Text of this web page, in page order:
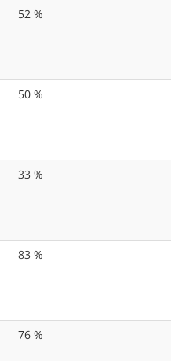
52 %
50 %
33 %
83 %
76 %